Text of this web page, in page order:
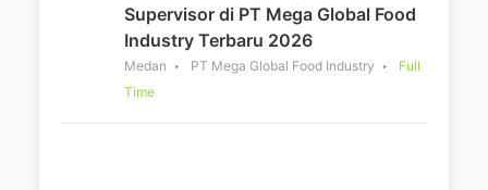
Supervisor di PT Mega Global Food
Industry Terbaru 2026
Medan PT Mega Global Food Industry
Full
Time